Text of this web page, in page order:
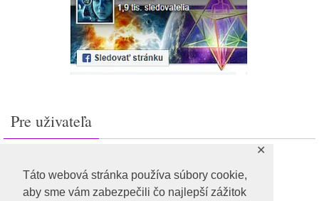
Táto webová stránka používa súbory cookie,
aby sme vám zabezpečili čo najlepší zážitok
✕
Pre uživateľa
Feed záznamov
RSS feed komentárov